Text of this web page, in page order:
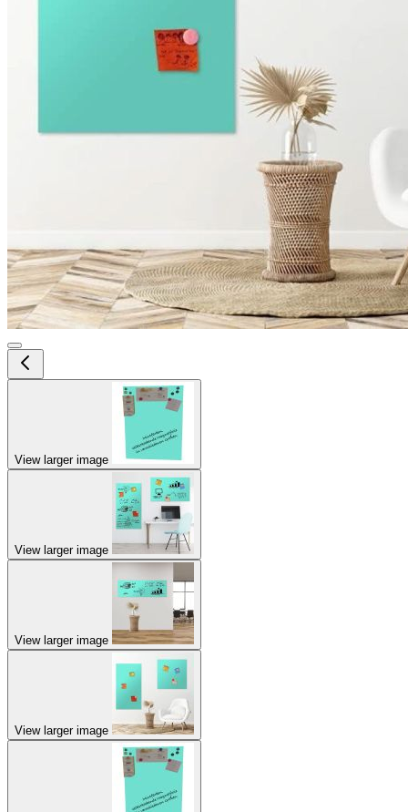
View larger image
View larger image
View larger image
View larger image